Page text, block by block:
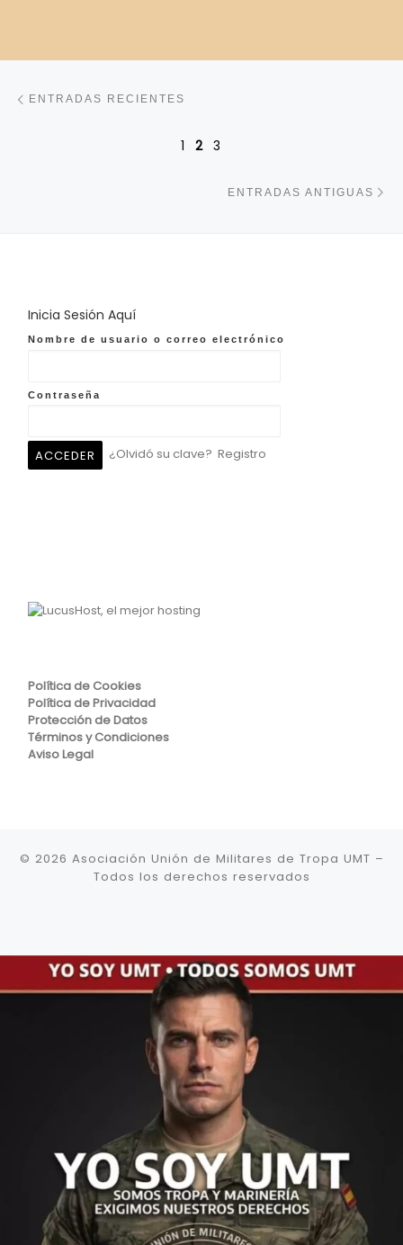
ENTRADAS RECIENTES
1 2 3
ENTRADAS ANTIGUAS
Inicia Sesión Aquí
Nombre de usuario o correo electrónico
Contraseña
¿Olvidó su clave? Registro
Política de Cookies
Política de Privacidad
Protección de Datos
Términos y Condiciones
Aviso Legal
© 2026 Asociación Unión de Militares de Tropa UMT –
Todos los derechos reservados